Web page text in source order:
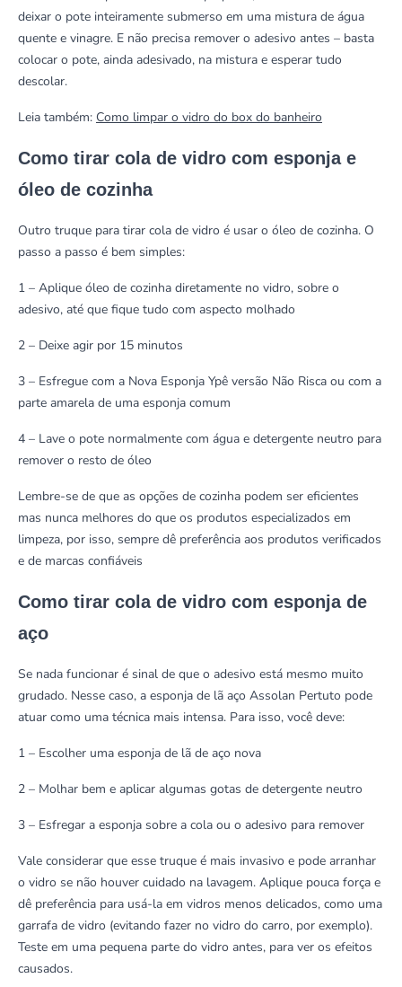
deixar o pote inteiramente submerso em uma mistura de água
quente e vinagre. E não precisa remover o adesivo antes – basta
colocar o pote, ainda adesivado, na mistura e esperar tudo
descolar.
Leia também: Como limpar o vidro do box do banheiro
Como tirar cola de vidro com esponja e
óleo de cozinha
Outro truque para tirar cola de vidro é usar o óleo de cozinha. O
passo a passo é bem simples:
1 – Aplique óleo de cozinha diretamente no vidro, sobre o
adesivo, até que fique tudo com aspecto molhado
2 – Deixe agir por 15 minutos
3 – Esfregue com a Nova Esponja Ypê versão Não Risca ou com a
parte amarela de uma esponja comum
4 – Lave o pote normalmente com água e detergente neutro para
remover o resto de óleo
Lembre-se de que as opções de cozinha podem ser eficientes
mas nunca melhores do que os produtos especializados em
limpeza, por isso, sempre dê preferência aos produtos verificados
e de marcas confiáveis
Como tirar cola de vidro com esponja de
aço
Se nada funcionar é sinal de que o adesivo está mesmo muito
grudado. Nesse caso, a esponja de lã aço Assolan Pertuto pode
atuar como uma técnica mais intensa. Para isso, você deve:
1 – Escolher uma esponja de lã de aço nova
2 – Molhar bem e aplicar algumas gotas de detergente neutro
3 – Esfregar a esponja sobre a cola ou o adesivo para remover
Vale considerar que esse truque é mais invasivo e pode arranhar
o vidro se não houver cuidado na lavagem. Aplique pouca força e
dê preferência para usá-la em vidros menos delicados, como uma
garrafa de vidro (evitando fazer no vidro do carro, por exemplo).
Teste em uma pequena parte do vidro antes, para ver os efeitos
causados.